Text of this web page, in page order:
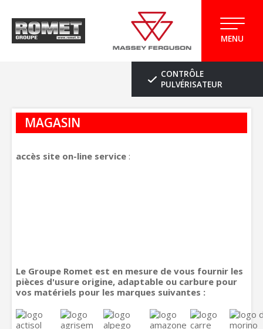
MENU
CONTRÔLE
PULVÉRISATEUR
MAGASIN
accès site on-line service :
Le Groupe Romet est en mesure de vous fournir les
pièces d'usure origine, adaptable ou carbure pour
vos matériels pour les marques suivantes :